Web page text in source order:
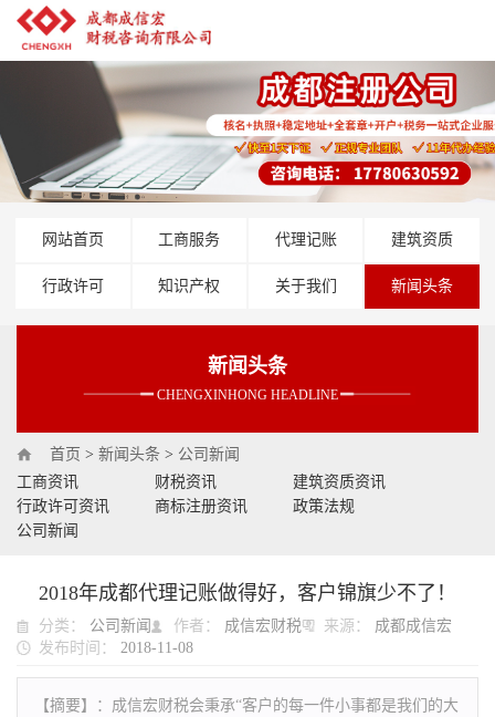
网站首页 工商服务 代理记账 建筑资质
行政许可 知识产权 关于我们 新闻头条
新闻头条
CHENGXINHONG HEADLINE
首页 > 新闻头条 > 公司新闻
工商资讯
财税资讯
建筑资质资讯
行政许可资讯
商标注册资讯
政策法规
公司新闻
2018年成都代理记账做得好，客户锦旗少不了！
分类： 公司新闻 作者： 成信宏财税 来源：
成都成信宏
发布时间：
2018-11-08
【摘要】： 成信宏财税会秉承“客户的每一件小事都是我们的大